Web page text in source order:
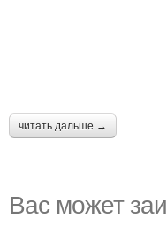
читать дальше →
Вас может